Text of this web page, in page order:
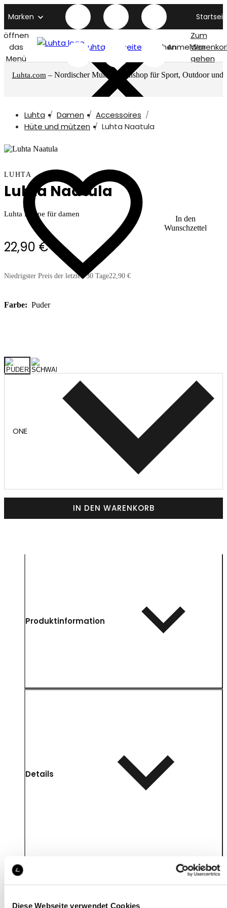
Diese Webseite verwendet Cookies
Marken
öffnen
das
Menü
Luhta titelseite SuchenAnmelden
Zum
gehen
Luhta.com – Nordischer Multimarkenshop für Sport, Outdoor und
Luhta Damen
Accessoires
Hüte und mützen
Luhta Naatula
In den
Wunschzettel
LUHTA
Luhta Naatula
Luhta Kappe für damen
22,90 €
Niedrigster Preis der letzten 30 Tage22,90 €
Farbe: Puder
ONE
IN DEN WARENKORB
Produktinformation
Details